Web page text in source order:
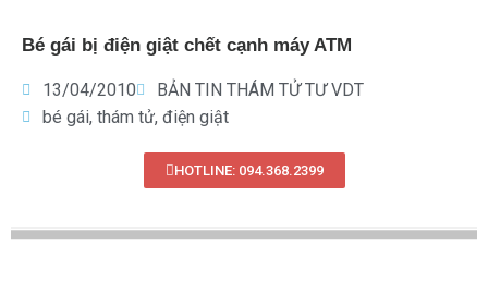
Bé gái bị điện giật chết cạnh máy ATM
13/04/2010
BẢN TIN THÁM TỬ TƯ VDT
bé gái, thám tử, điện giật
HOTLINE: 094.368.2399